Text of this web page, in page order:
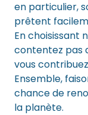
en particulier,
prêtent
En choisissant
contentez pas
vous
Ensemble,
chance de
la planète.